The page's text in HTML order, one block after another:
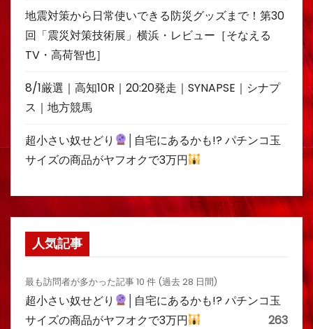
地震対策から日常使いできる防災グッズまで！第30
回「震災対策技術展」横浜・レビュー［そなえる
TV・高荷智也］
8/1厳選｜高知10R｜20:20発走｜SYNAPSE｜シナプ
ス｜地方競馬
超小さい奴せどり
│自宅にあるかも!? パチンコ玉
サイズの商品がヤフオクで3万円
人気記事
最も訪問者が多かった記事 10 件 (過去 28 日間)
超小さい奴せどり
│自宅にあるかも!? パチンコ玉
サイズの商品がヤフオクで3万円
263